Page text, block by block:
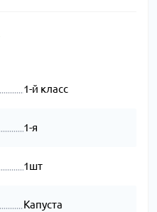
1-й класс
1-я
1шт
Капуста